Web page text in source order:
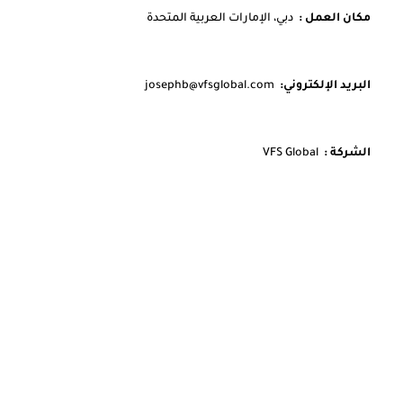
مكان العمل : دبي، الإمارات العربية المتحدة
البريد الإلكتروني:
الشركة :